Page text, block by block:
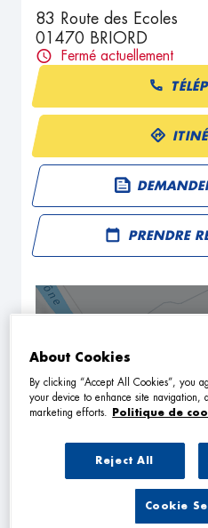
83 Route des Ecoles
01470 BRIORD
Fermé actuellement
PRENDRE
About Cookies
By clicking “Accept All Cookies”, you
your device to enhance site navigation,
marketing efforts.
Politique de
Reject All
Cookie